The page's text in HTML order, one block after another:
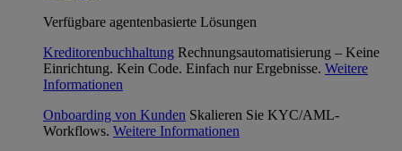
Verfügbare agentenbasierte Lösungen
Kreditorenbuchhaltung Rechnungsautomatisierung – Keine
Einrichtung. Kein Code. Einfach nur Ergebnisse. Weitere
Informationen
Onboarding von Kunden Skalieren Sie KYC/AML-
Workflows. Weitere Informationen